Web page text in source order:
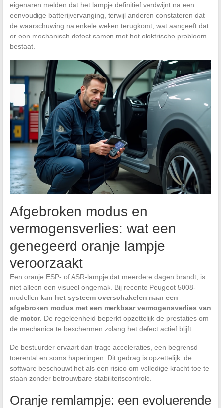
eigenaren melden dat het lampje definitief verdwijnt na een
eenvoudige batterijvervanging, terwijl anderen constateren dat
de waarschuwing na enkele weken terugkomt, wat aangeeft dat
er een mechanisch defect samen met het elektrische probleem
bestaat.
Afgebroken modus en
vermogensverlies: wat een
genegeerd oranje lampje
veroorzaakt
Een oranje ESP- of ASR-lampje dat meerdere dagen brandt, is
niet alleen een visueel ongemak. Bij recente Peugeot 5008-
modellen kan het systeem overschakelen naar een
afgebroken modus met een merkbaar vermogensverlies van
de motor. De regeleenheid beperkt opzettelijk de prestaties om
de mechanica te beschermen zolang het defect actief blijft.
De bestuurder ervaart dan trage acceleraties, een begrensd
toerental en soms haperingen. Dit gedrag is opzettelijk: de
software beschouwt het als een risico om volledige kracht toe te
staan zonder betrouwbare stabiliteitscontrole.
Oranje remlampje: een evoluerende